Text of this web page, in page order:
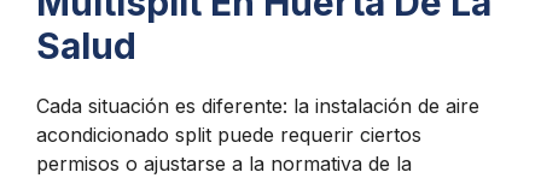
Salud
Cada situación es diferente: la instalación de aire
acondicionado split puede requerir ciertos
permisos o ajustarse a la normativa de la